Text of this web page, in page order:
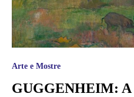
Arte e Mostre
GUGGENHEIM: